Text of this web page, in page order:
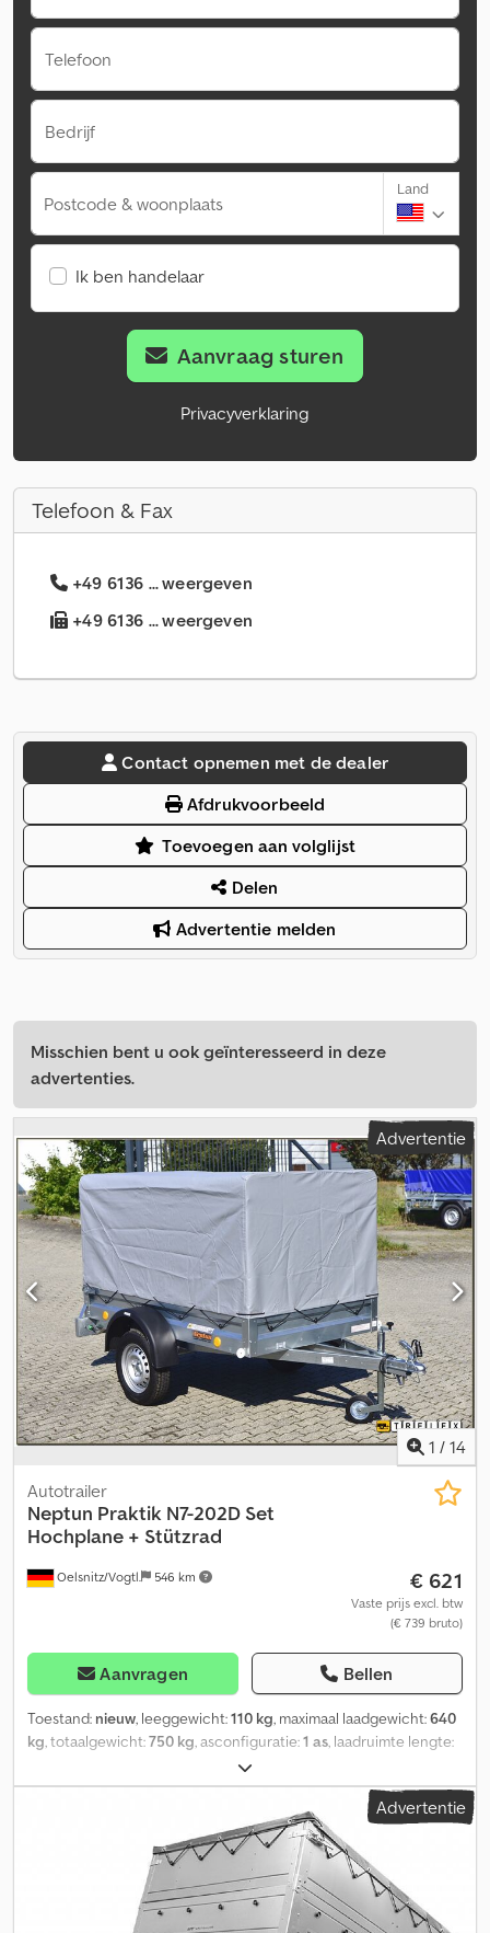
Telefoon
Bedrijf
Postcode & woonplaats
Land
Ik ben handelaar
Aanvraag sturen
Privacyverklaring
Telefoon & Fax
+49 6136 ... weergeven
+49 6136 ... weergeven
Contact opnemen met de dealer
Afdrukvoorbeeld
Toevoegen aan volglijst
Delen
Advertentie melden
Misschien bent u ook geïnteresseerd in deze
advertenties.
Advertentie
1 / 14
Oelsnitz/Vogtl. 546 km
Autotrailer
Neptun Praktik N7-202D Set
Hochplane + Stützrad
€ 621
Vaste prijs excl. btw
(€ 739 bruto)
Aanvragen Bellen
Toestand: nieuw, leeggewicht:110 kg, maximaal laadgewicht:640
kg , totaalgewicht:750 kg , asconfiguratie:1 as , laadruimte lengte:
1.140 mm
mm, totale lengte:3.020 mm, totale breedte:1.590 mm,
, aanhangerrem:
ongeremde
, NEPTUN Praktik 202D GN129 Versie 13 inch - NIEUWE
AANHANGER - De Praktik 202D is een ongeremde, enkelassige
gesloten aanhangwagen voor personenauto’s met een
toegestaan totaalgewicht van 750 kg en een laadvermogen van
ca. 640 kg (zonder opbouw). De Comfort-kit bevat een hoge huif
Advertentie